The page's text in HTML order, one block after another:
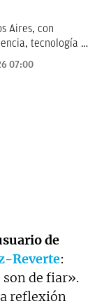
Aires, con
tecnología y
a la
07:00
de
Reverte:
de fiar».
reflexión